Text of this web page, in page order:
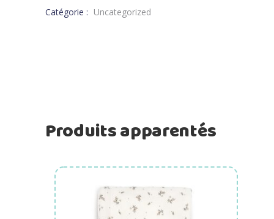
Catégorie : Uncategorized
Produits apparentés